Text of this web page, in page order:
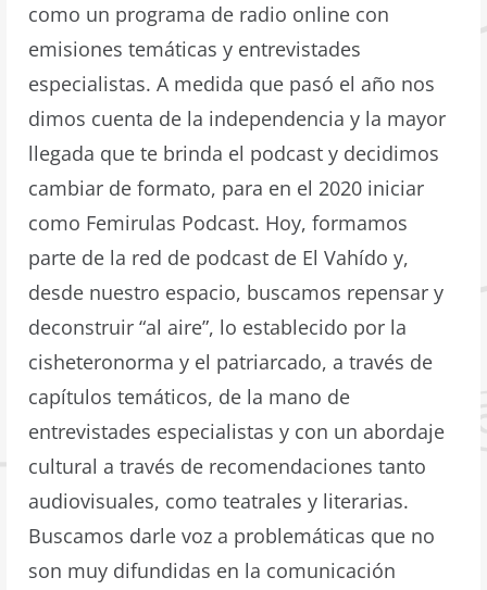
como un programa de radio online con
emisiones temáticas y entrevistades
especialistas. A medida que pasó el año nos
dimos cuenta de la independencia y la mayor
llegada que te brinda el podcast y decidimos
cambiar de formato, para en el 2020 iniciar
como Femirulas Podcast. Hoy, formamos
parte de la red de podcast de El Vahído y,
desde nuestro espacio, buscamos repensar y
deconstruir “al aire”, lo establecido por la
cisheteronorma y el patriarcado, a través de
capítulos temáticos, de la mano de
entrevistades especialistas y con un abordaje
cultural a través de recomendaciones tanto
audiovisuales, como teatrales y literarias.
Buscamos darle voz a problemáticas que no
son muy difundidas en la comunicación